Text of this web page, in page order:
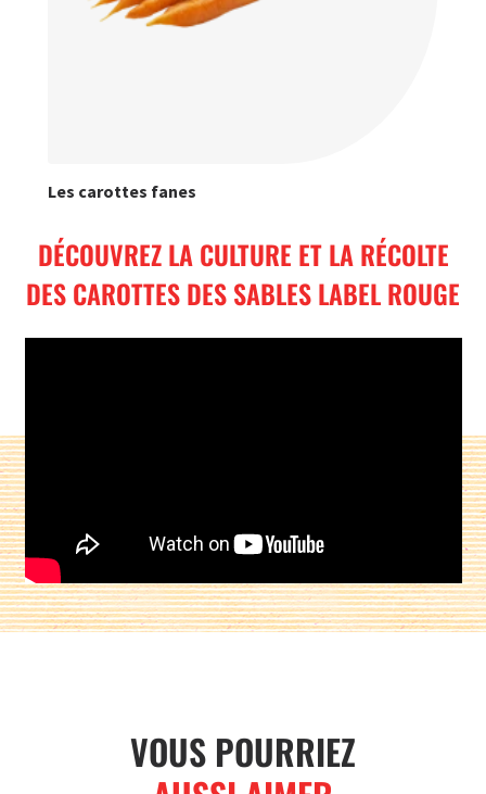
Les carottes fanes
DÉCOUVREZ LA CULTURE ET LA RÉCOLTE
DES CAROTTES DES SABLES LABEL ROUGE
Partager sur :
VOUS POURRIEZ